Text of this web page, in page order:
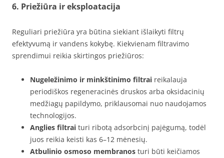
6. Priežiūra ir eksploatacija
Reguliari priežiūra yra būtina siekiant išlaikyti filtrų
efektyvumą ir vandens kokybę. Kiekvienam filtravimo
sprendimui reikia skirtingos priežiūros:
Nugeležinimo ir minkštinimo filtrai reikalauja
periodiškos regeneracinės druskos arba oksidacinių
medžiagų papildymo, priklausomai nuo naudojamos
technologijos.
Anglies filtrai turi ribotą adsorbcinį pajėgumą, todėl
juos reikia keisti kas 6–12 mėnesių.
Atbulinio osmoso membranos turi būti keičiamos